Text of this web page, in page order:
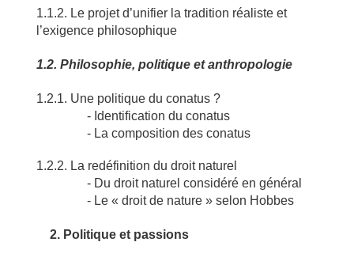
1.1.2. Le projet d’unifier la tradition réaliste et
l’exigence philosophique
1.2. Philosophie, politique et anthropologie
1.2.1. Une politique du conatus ?
- Identification du conatus
- La composition des conatus
1.2.2. La redéfinition du droit naturel
- Du droit naturel considéré en général
- Le « droit de nature » selon Hobbes
2. Politique et passions